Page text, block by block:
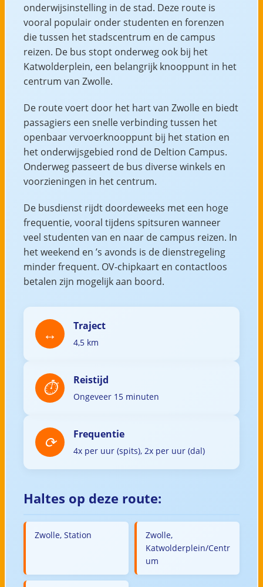
onderwijsinstelling in de stad. Deze route is
vooral populair onder studenten en forenzen
die tussen het stadscentrum en de campus
reizen. De bus stopt onderweg ook bij het
Katwolderplein, een belangrijk knooppunt in het
centrum van Zwolle.
De route voert door het hart van Zwolle en biedt
passagiers een snelle verbinding tussen het
openbaar vervoerknooppunt bij het station en
het onderwijsgebied rond de Deltion Campus.
Onderweg passeert de bus diverse winkels en
voorzieningen in het centrum.
De busdienst rijdt doordeweeks met een hoge
frequentie, vooral tijdens spitsuren wanneer
veel studenten van en naar de campus reizen. In
het weekend en ’s avonds is de dienstregeling
minder frequent. OV-chipkaart en contactloos
betalen zijn mogelijk aan boord.
Traject
4,5 km
Reistijd
Ongeveer 15 minuten
Frequentie
4x per uur (spits), 2x per uur (dal)
Haltes op deze route:
Zwolle, Station
Zwolle,
Katwolderplein/Centr
um